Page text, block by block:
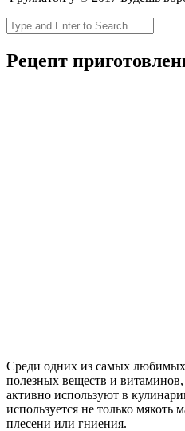
Рецепт
Среди одних из самых любимых
полезных веществ и
активно используют в
используется не только
плесени или гниения.